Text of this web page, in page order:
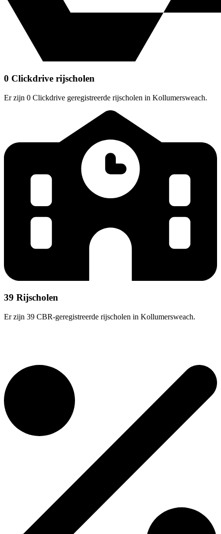
0 Clickdrive rijscholen
Er zijn 0 Clickdrive geregistreerde rijscholen in Kollumersweach.
39 Rijscholen
Er zijn 39 CBR-geregistreerde rijscholen in Kollumersweach.